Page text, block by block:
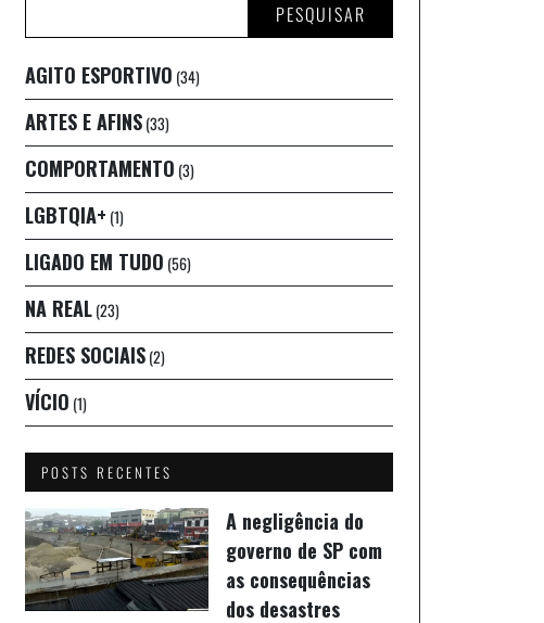
PESQUISAR
AGITO ESPORTIVO (34)
ARTES E AFINS(33)
COMPORTAMENTO (3)
LGBTQIA+ (1)
LIGADO EM TUDO (56)
NA REAL(23)
REDES SOCIAIS(2)
VÍCIO (1)
POSTS RECENTES
A negligência do
governo de SP com
as consequências
dos desastres